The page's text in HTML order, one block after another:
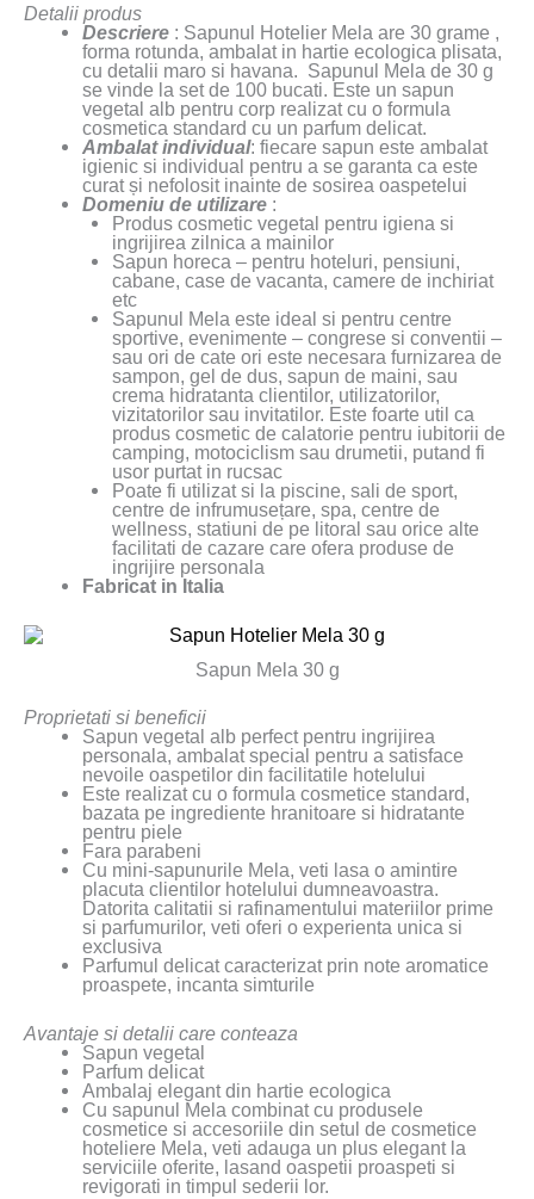
Detalii produs
Descriere : Sapunul Hotelier Mela are 30 grame ,
forma rotunda, ambalat in hartie ecologica plisata,
cu detalii maro si havana. Sapunul Mela de 30 g
se vinde la set de 100 bucati. Este un sapun
vegetal alb pentru corp realizat cu o formula
cosmetica standard cu un parfum delicat.
Ambalat individual: fiecare sapun este ambalat
igienic si individual pentru a se garanta ca este
curat și nefolosit inainte de sosirea oaspetelui
Domeniu de utilizare :
Produs cosmetic vegetal pentru igiena si
ingrijirea zilnica a mainilor
Sapun horeca – pentru hoteluri, pensiuni,
cabane, case de vacanta, camere de inchiriat
etc
Sapunul Mela este ideal si pentru centre
sportive, evenimente – congrese si conventii –
sau ori de cate ori este necesara furnizarea de
sampon, gel de dus, sapun de maini, sau
crema hidratanta clientilor, utilizatorilor,
vizitatorilor sau invitatilor. Este foarte util ca
produs cosmetic de calatorie pentru iubitorii de
camping, motociclism sau drumetii, putand fi
usor purtat in rucsac
Poate fi utilizat si la piscine, sali de sport,
centre de infrumusețare, spa, centre de
wellness, statiuni de pe litoral sau orice alte
facilitati de cazare care ofera produse de
ingrijire personala
Fabricat in Italia
Sapun Mela 30 g
Proprietati si beneficii
Sapun vegetal alb perfect pentru ingrijirea
personala, ambalat special pentru a satisface
nevoile oaspetilor din facilitatile hotelului
Este realizat cu o formula cosmetice standard,
bazata pe ingrediente hranitoare si hidratante
pentru piele
Fara parabeni
Cu mini-sapunurile Mela, veti lasa o amintire
placuta clientilor hotelului dumneavoastra.
Datorita calitatii si rafinamentului materiilor prime
si parfumurilor, veti oferi o experienta unica si
exclusiva
Parfumul delicat caracterizat prin note aromatice
proaspete, incanta simturile
Avantaje si detalii care conteaza
Sapun vegetal
Parfum delicat
Ambalaj elegant din hartie ecologica
Cu sapunul Mela combinat cu produsele
cosmetice si accesoriile din setul de cosmetice
hoteliere Mela, veti adauga un plus elegant la
serviciile oferite, lasand oaspetii proaspeti si
revigorati in timpul sederii lor.